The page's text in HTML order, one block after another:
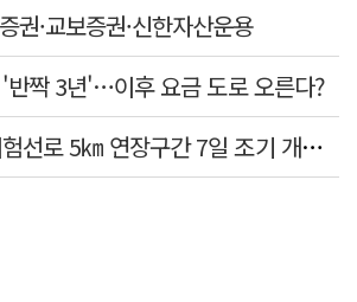
권·교보증권·신한자산운용
반짝 3년'…이후 요금 도로 오른다?
철도공단, 오송 시험선로 5㎞ 연장구간 7일 조기 개통…LA 메트로 사업 지원